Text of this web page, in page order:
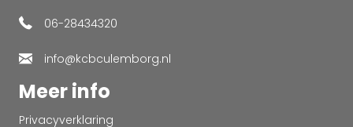
06-28434320
info@kcbculemborg.nl
Meer info
Privacyverklaring